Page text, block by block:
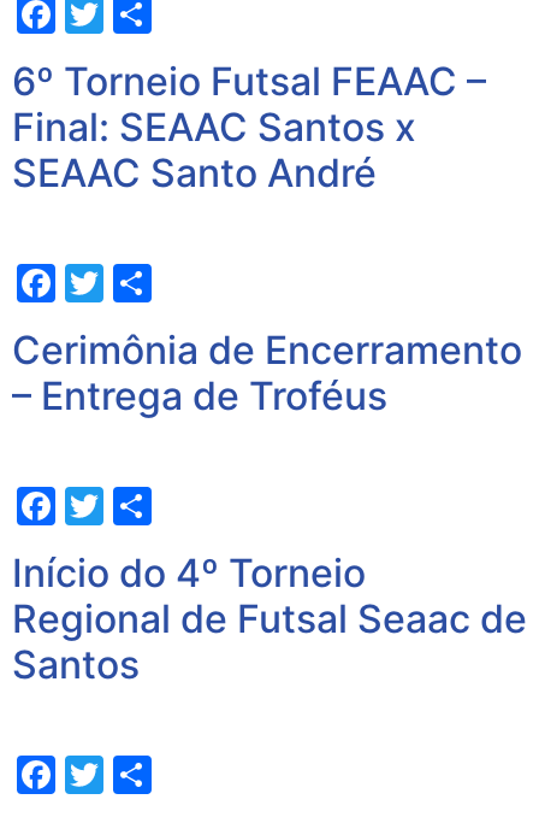
Facebook
Twitter
6º Torneio Futsal FEAAC –
Final: SEAAC Santos x
SEAAC Santo André
Facebook
Twitter
Cerimônia de Encerramento
– Entrega de Troféus
Facebook
Twitter
Início do 4º Torneio
Regional de Futsal Seaac de
Santos
Facebook
Twitter